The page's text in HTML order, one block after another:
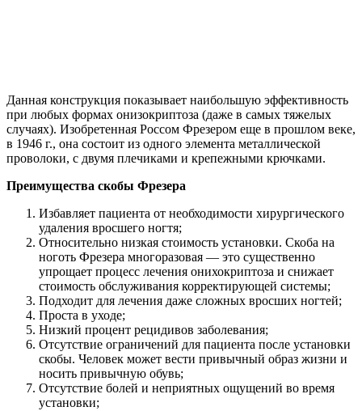
Данная конструкция показывает наибольшую эффективность
при любых формах онизокриптоза (даже в самых тяжелых
случаях). Изобретенная Россом Фрезером еще в прошлом веке,
в 1946 г., она состоит из одного элемента металлической
проволоки, с двумя плечиками и крепежными крючками.
Преимущества скобы Фрезера
Избавляет пациента от необходимости хирургического
удаления вросшего ногтя;
Относительно низкая стоимость установки. Скоба на
ноготь Фрезера многоразовая — это существенно
упрощает процесс лечения онихокриптоза и снижает
стоимость обслуживания корректирующей системы;
Подходит для лечения даже сложных вросших ногтей;
Проста в уходе;
Низкий процент рецидивов заболевания;
Отсутствие ограничений для пациента после установки
скобы. Человек может вести привычный образ жизни и
носить привычную обувь;
Отсутствие болей и неприятных ощущений во время
установки;